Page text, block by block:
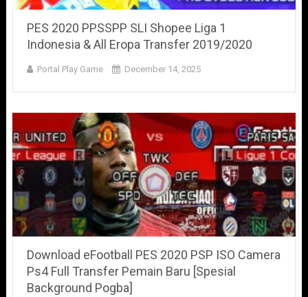
PES 2020 PPSSPP SLI Shopee Liga 1
Indonesia & All Eropa Transfer 2019/2020
Portal Play Game December 14, 2025
Download eFootball PES 2020 PSP ISO Camera
Ps4 Full Transfer Pemain Baru [Spesial
Background Pogba]